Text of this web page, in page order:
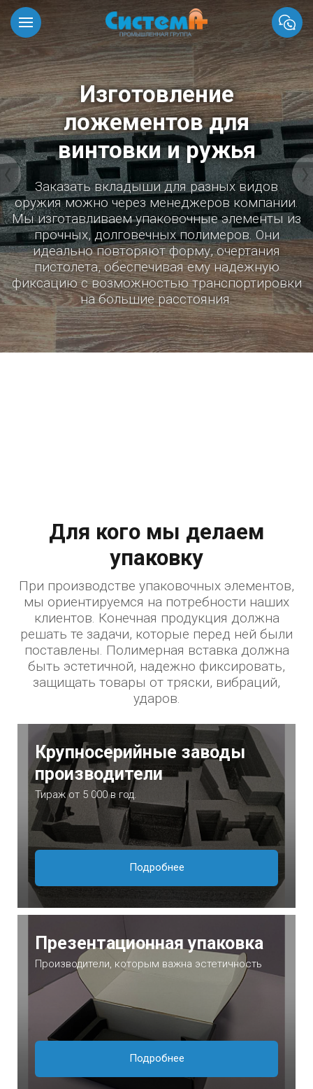
Изготовление
ложементов для
винтовки и ружья
Заказать вкладыши для разных видов
оружия можно через менеджеров компании.
Мы изготавливаем упаковочные элементы из
прочных, долговечных полимеров. Они
идеально повторяют форму, очертания
пистолета, обеспечивая ему надежную
фиксацию с возможностью транспортировки
на большие расстояния.
Для кого мы делаем
упаковку
При производстве упаковочных элементов,
мы ориентируемся на потребности наших
клиентов. Конечная продукция должна
решать те задачи, которые перед ней были
поставлены. Полимерная вставка должна
быть эстетичной, надежно фиксировать,
защищать товары от тряски, вибраций,
ударов.
Крупносерийные заводы
производители
Тираж от 5 000 в год.
Подробнее
Презентационная упаковка
Производители, которым важна эстетичность
Подробнее